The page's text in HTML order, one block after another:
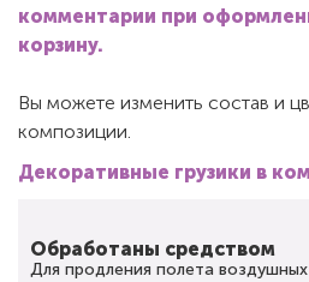
комментарии при
корзину.
Вы можете изменить состав и
композиции.
Декоративные грузики в
Обработаны средством
Для продления полета